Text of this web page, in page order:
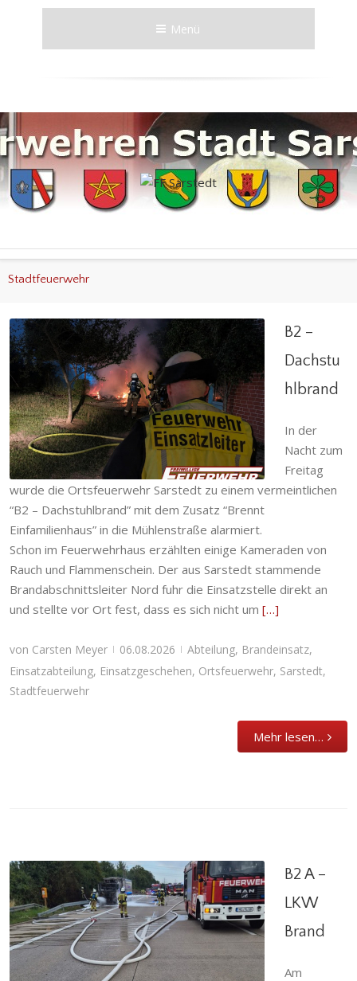
Menü
Stadtfeuerwehr
B2 – Dachstuhlbrand
Abteilung, Brandeinsatz ,Einsatzabteilung,
Einsatzgeschehen,Ortsfeuerwehr,Sarstedt,
Stadtfeuerwehr
B2 –
Dachstu
hlbrand
In der
Nacht zum
Freitag
wurde die Ortsfeuerwehr Sarstedt zu einem vermeintlichen
“B2 – Dachstuhlbrand” mit dem Zusatz “Brennt
Einfamilienhaus” in die Mühlenstraße alarmiert.
Schon im Feuerwehrhaus erzählten einige Kameraden von
Rauch und Flammenschein. Der aus Sarstedt stammende
Brandabschnittsleiter Nord fuhr die Einsatzstelle direkt an
und stellte vor Ort fest, dass es sich nicht um […]
von Carsten Meyer | 06.08.2026 | Abteilung, Brandeinsatz,
Einsatzabteilung, Einsatzgeschehen, Ortsfeuerwehr, Sarstedt,
Stadtfeuerwehr
Mehr lesen…
B2 A – LKW Brand
Abteilung,Brandeinsatz Einsatzabteilung
B2 A –
LKW
Brand
Am